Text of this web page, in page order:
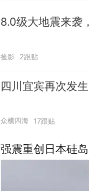
8.0级大地震来袭
捡影 2跟贴
四川宜宾再次发
众横四海 17跟贴
强震重创日本硅